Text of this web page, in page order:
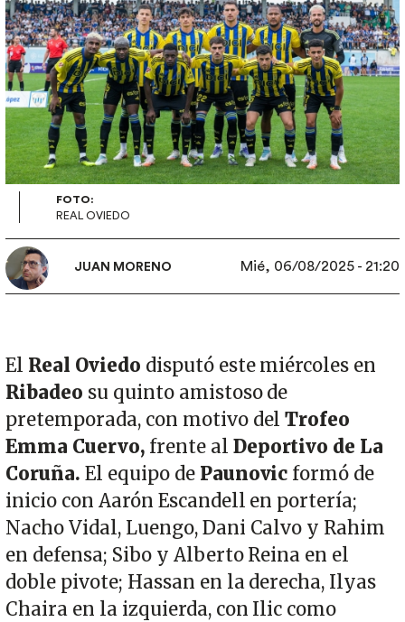
FOTO:
REAL OVIEDO
JUAN MORENO Mié, 06/08/2025 - 21:20
El Real Oviedo disputó este miércoles en
Ribadeo su quinto amistoso de
pretemporada, con motivo delTrofeo
Emma Cuervo,frente al Deportivo de La
Coruña. El equipo de Paunovic formó de
inicio con Aarón Escandell en portería;
Nacho Vidal, Luengo, Dani Calvo y Rahim
en defensa; Sibo y Alberto Reina en el
doble pivote; Hassan en la derecha, Ilyas
Chaira en la izquierda, con Ilic como